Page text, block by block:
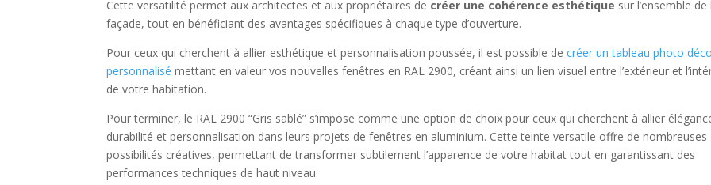
Cette versatilité permet aux architectes et aux propriétaires de créer une cohérence esthétique sur l’ensemble de
façade, tout en bénéficiant des avantages spécifiques à chaque type d’ouverture.
Pour ceux qui cherchent à allier esthétique et personnalisation poussée, il est possible decréer un tableau photo
personnalisé mettant en valeur vos nouvelles fenêtres en RAL 2900, créant ainsi un lien visuel entre l’extérieur et
de votre habitation.
Pour terminer, le RAL 2900 “Gris sablé” s’impose comme une option de choix pour ceux qui cherchent à allier
durabilité et personnalisation dans leurs projets de fenêtres en aluminium. Cette teinte versatile offre de nombreuses
possibilités créatives, permettant de transformer subtilement l’apparence de votre habitat tout en garantissant des
performances techniques de haut niveau.